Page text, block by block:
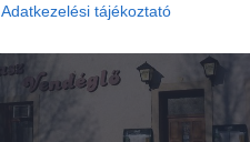
Adatkezelési tájékoztató